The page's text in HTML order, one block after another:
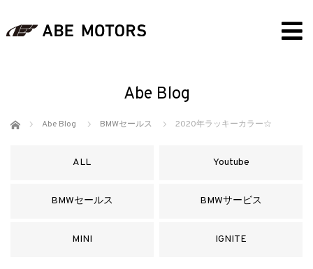
Abe Blog
ホーム Abe Blog BMWセールス 2020年ラッキーカラー☆
ALL Youtube
BMWセールス BMWサービス
MINI IGNITE